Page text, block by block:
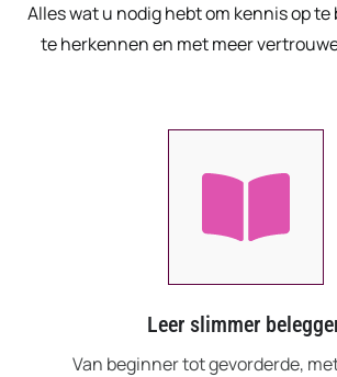
Alles wat u nodig hebt om kennis op
te herkennen en met meer
Leer slimmer
Van beginner tot gevorderde,